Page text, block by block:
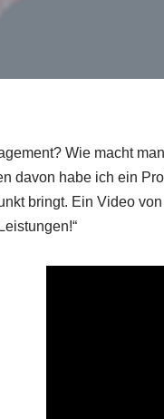
Wie macht
davon habe ich ein
bringt. Ein Video